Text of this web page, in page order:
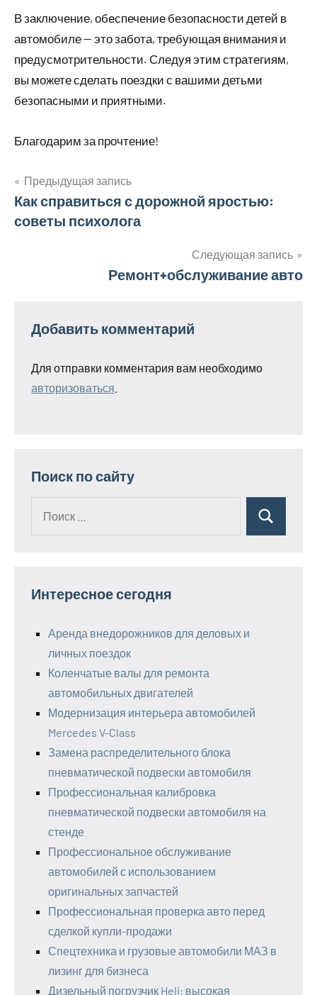
В заключение, обеспечение безопасности детей в
автомобиле — это забота, требующая внимания и
предусмотрительности. Следуя этим стратегиям,
вы можете сделать поездки с вашими детьми
безопасными и приятными.
Благодарим за прочтение!
Навигация
по
Предыдущая запись
Как справиться с дорожной яростью:
советы психолога
Следующая запись
Ремонт+обслуживание авто
Добавить комментарий
Для отправки комментария вам необходимо
авторизоваться
Поиск по сайту
Поиск
Интересное сегодня
Аренда внедорожников для деловых и
личных поездок
Коленчатые валы для ремонта
автомобильных двигателей
Модернизация интерьера автомобилей
Mercedes V-Class
Замена распределительного блока
пневматической подвески автомобиля
Профессиональная калибровка
пневматической подвески автомобиля на
стенде
Профессиональное обслуживание
автомобилей с использованием
оригинальных запчастей
Профессиональная проверка авто перед
сделкой купли-продажи
Спецтехника и грузовые автомобили МАЗ в
лизинг для бизнеса
Дизельный погрузчик Heli: высокая